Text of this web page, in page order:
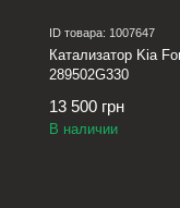
ID товара: 1007647
Катализатор Kia
289502G330
13 500 грн
В наличии